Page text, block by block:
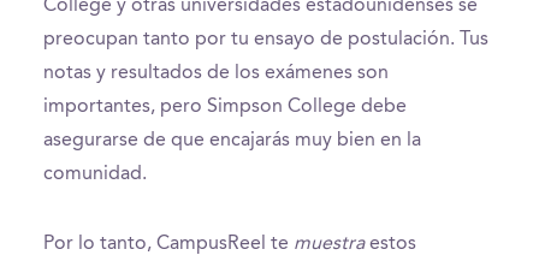
College y otras universidades estadounidenses se
preocupan tanto por tu ensayo de postulación. Tus
notas y resultados de los exámenes son
importantes, pero Simpson College debe
asegurarse de que encajarás muy bien en la
comunidad.
Por lo tanto, CampusReel te muestraestos